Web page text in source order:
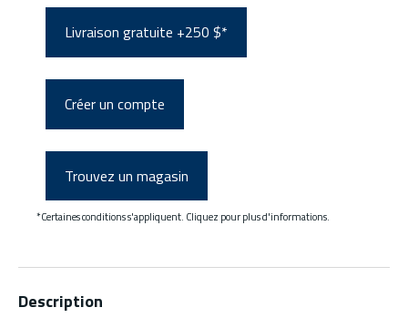
Livraison gratuite +250 $*
Créer un compte
Trouvez un magasin
*Certaines conditions s'appliquent. Cliquez pour plus d'informations.
Description